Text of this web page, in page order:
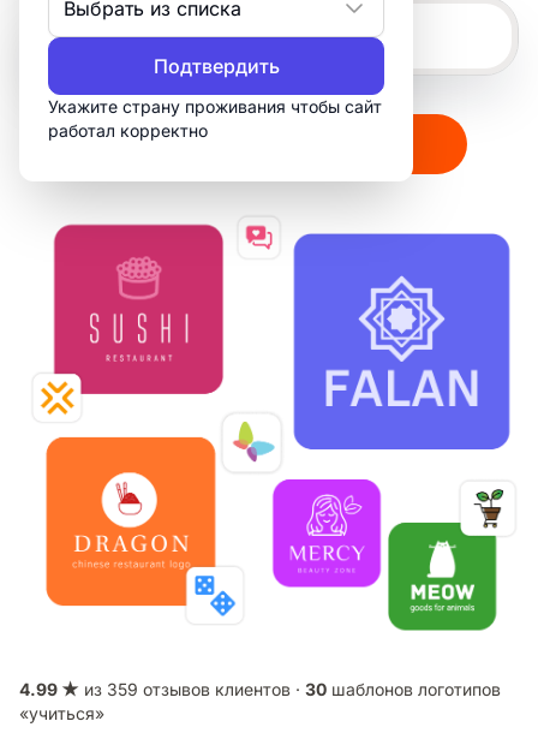
Выбрать из списка
Подтвердить
Укажите страну проживания чтобы сайт
работал корректно
Создать мой логотип
4.99 ★ из 359 отзывов клиентов · 30 шаблонов логотипов
«учиться»